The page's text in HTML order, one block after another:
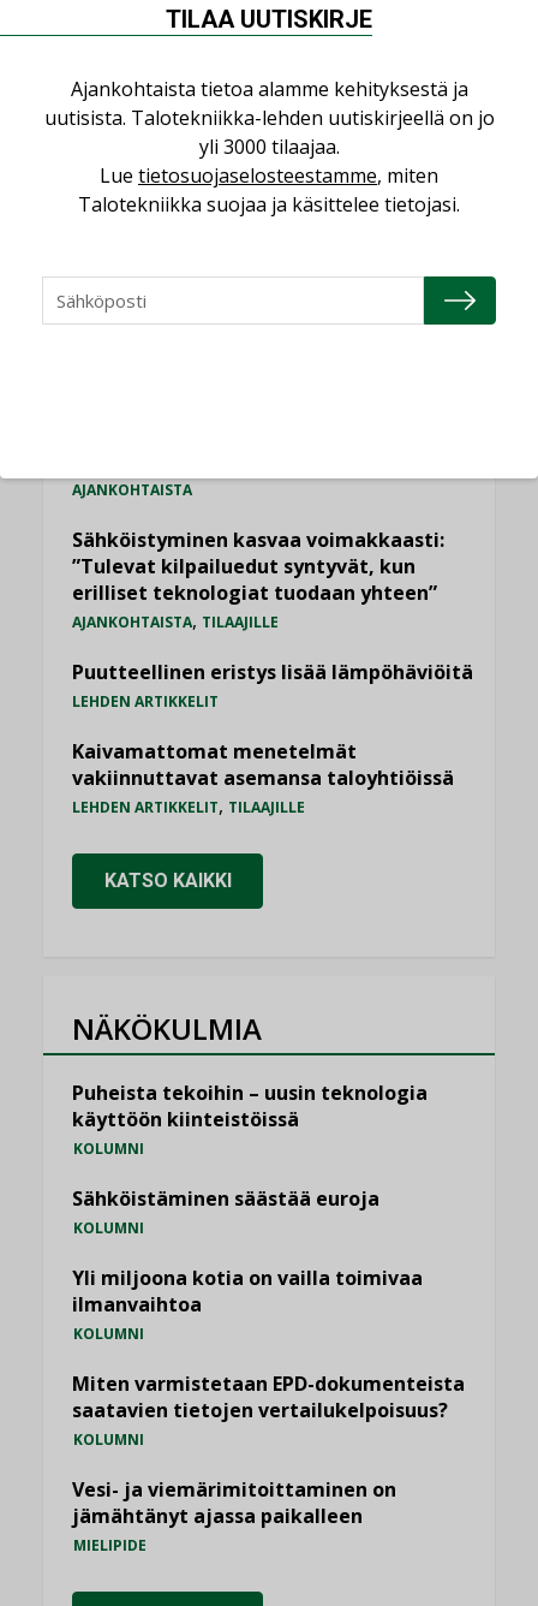
yhteen”
LUETUIMMAT UUTISET
Datakeskusurakointi on tekniikkalaji
LEHDEN ARTIKKELIT
AJANKOHTAISTA
Sähköistyminen kasvaa voimakkaasti:
”Tulevat kilpailuedut syntyvät, kun
erilliset teknologiat tuodaan yhteen”
AJANKOHTAISTA, TILAAJILLE
Puutteellinen eristys lisää lämpöhäviöitä
LEHDEN ARTIKKELIT
Kaivamattomat menetelmät
vakiinnuttavat asemansa taloyhtiöissä
LEHDEN ARTIKKELIT, TILAAJILLE
KATSO KAIKKI
NÄKÖKULMIA
Puheista tekoihin – uusin teknologia
käyttöön kiinteistöissä
KOLUMNI
Sähköistäminen säästää euroja
KOLUMNI
Yli miljoona kotia on vailla toimivaa
ilmanvaihtoa
KOLUMNI
Miten varmistetaan EPD-dokumenteista
saatavien tietojen vertailukelpoisuus?
KOLUMNI
Vesi- ja viemärimitoittaminen on
jämähtänyt ajassa paikalleen
MIELIPIDE
TILAA UUTISKIRJE
Ajankohtaista tietoa alamme kehityksestä ja
uutisista. Talotekniikka-lehden uutiskirjeellä on jo
yli 3000 tilaajaa.
Lue tietosuojaselosteestamme, miten
Talotekniikka suojaa ja käsittelee tietojasi.